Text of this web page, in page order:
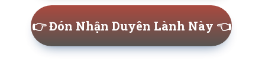
👉 Đón Nhận Duyên Lành Này 👈